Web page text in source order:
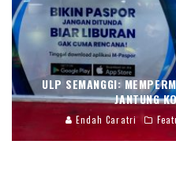
ULP SEMANGGI:
JANTUNG
Endah Caratri